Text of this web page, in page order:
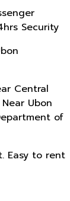
Security
Central
Ubon
of
Easy to rent